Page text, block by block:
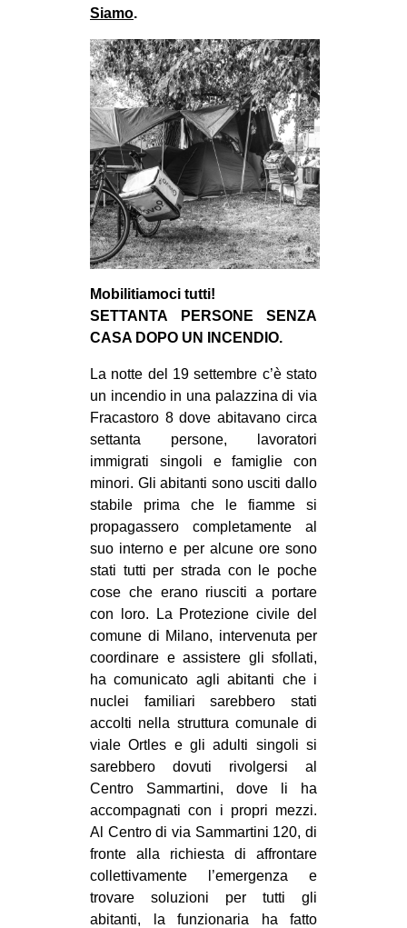
INTERNAZIONALE
AFRICA
AMERICHE
ESTREMO ORIENTE
EUROPA
MEDIO ORIENTE
MONDO
EVENTI
in
Fb
tw
bsky
ms
SEARCH
Siamo.
Mobilitiamoci tutti!
SETTANTA PERSONE SENZA
CASA DOPO UN INCENDIO.
La notte del 19 settembre c’è stato
un incendio in una palazzina di via
Fracastoro 8 dove abitavano circa
settanta persone, lavoratori
immigrati singoli e famiglie con
minori. Gli abitanti sono usciti dallo
stabile prima che le fiamme si
propagassero completamente al
suo interno e per alcune ore sono
stati tutti per strada con le poche
cose che erano riusciti a portare
con loro. La Protezione civile del
comune di Milano, intervenuta per
coordinare e assistere gli sfollati,
ha comunicato agli abitanti che i
nuclei familiari sarebbero stati
accolti nella struttura comunale di
viale Ortles e gli adulti singoli si
sarebbero dovuti rivolgersi al
Centro Sammartini, dove li ha
accompagnati con i propri mezzi.
Al Centro di via Sammartini 120, di
fronte alla richiesta di affrontare
collettivamente l’emergenza e
trovare soluzioni per tutti gli
abitanti, la funzionaria ha fatto